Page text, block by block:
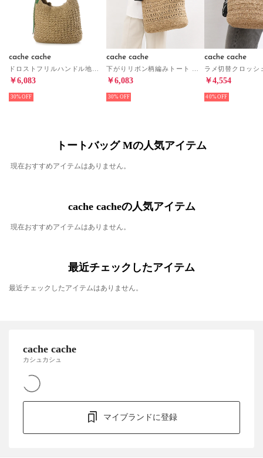
cache cache
￥6,083
30%
cache cache
￥6,083
30%
cache cache
￥4,554
40%
トートバッグ Mの人気アイテム
現在おすすめアイテムはありません。
cache cacheの人気アイテム
現在おすすめアイテムはありません。
最近チェックしたアイテム
最近チェックしたアイテムはありません。
cache cache
カシュカシュ
マイブランドに登録